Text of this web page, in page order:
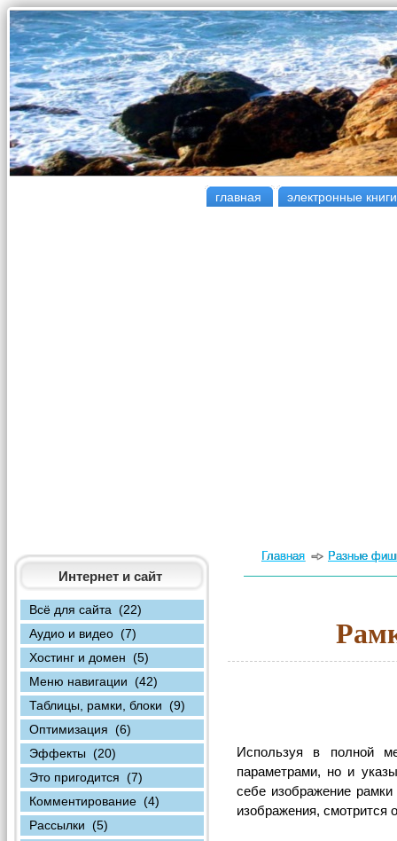
главная электронные книги
Интернет и сайт
Всё для сайта (22)
Аудио и видео (7)
Хостинг и домен (5)
Меню навигации (42)
Таблицы, рамки, блоки (9)
Оптимизация (6)
Эффекты (20)
Это пригодится (7)
Комментирование (4)
Рассылки (5)
Главная Разные
Используя в полной
параметрами, но и
себе изображение рамки
изображения, смотрится